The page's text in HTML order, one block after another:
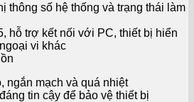
thông số hệ thống và trạng thái làm
hỗ trợ kết nối với PC, thiết bị hiển
vi khác
ngắn mạch và quá nhiệt
tin cậy để bảo vệ thiết bị